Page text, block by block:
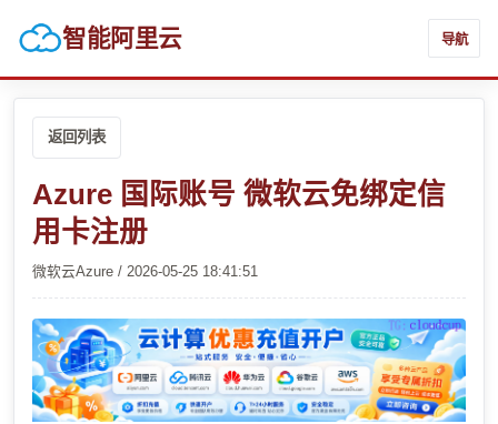
智能阿里云 导航
返回列表
Azure 国际账号 微软云免绑定信
用卡注册
微软云Azure / 2026-05-25 18:41:51